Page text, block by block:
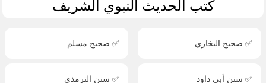
كتب الحديث النبوي الشريف
✅ صحيح البخاري ✅ صحيح مسلم
✅ سنن أبي داود ✅ سنن الترمذي